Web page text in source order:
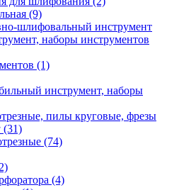
(9)
шлифовальный инструмент
наборы инструментов
(1)
инструмент, наборы
пилы круговые, фрезы
(31)
(74)
(4)